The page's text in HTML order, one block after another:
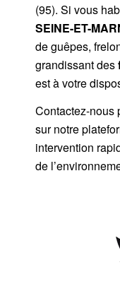
(95). Si vous
SEINE-ET-
de guêpes,
grandissant des
est à votre
Contactez-nous
sur notre
intervention
de